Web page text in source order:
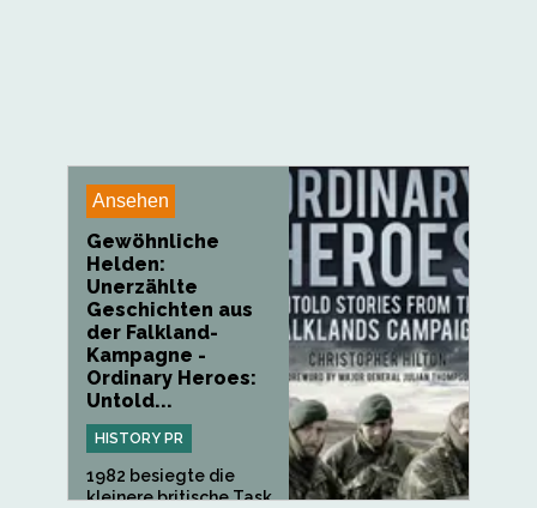
Ansehen
Gewöhnliche
Helden:
Unerzählte
Geschichten aus
der Falkland-
Kampagne -
Ordinary Heroes:
Untold...
HISTORY PR
1982 besiegte die
kleinere britische Task